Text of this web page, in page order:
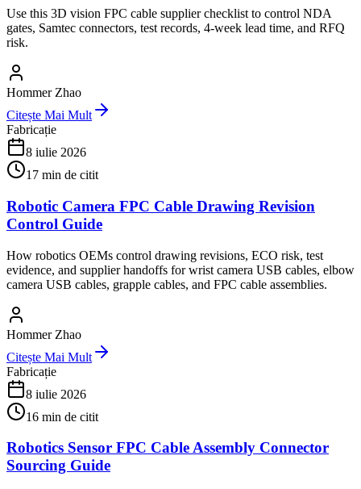
Use this 3D vision FPC cable supplier checklist to control NDA
gates, Samtec connectors, test records, 4-week lead time, and RFQ
risk.
Hommer Zhao
Citește Mai Mult
Fabricație
8 iulie 2026
17 min de citit
Robotic Camera FPC Cable Drawing Revision
Control Guide
How robotics OEMs control drawing revisions, ECO risk, test
evidence, and supplier handoffs for wrist camera USB cables, elbow
camera USB cables, grapple cables, and FPC cable assemblies.
Hommer Zhao
Citește Mai Mult
Fabricație
8 iulie 2026
16 min de citit
Robotics Sensor FPC Cable Assembly Connector
Sourcing Guide